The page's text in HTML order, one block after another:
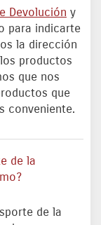
Devolución y
para indicarte
la dirección
productos
que nos
que
conveniente.
de la
de la